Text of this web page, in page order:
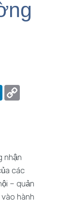
LinkedIn
nhận
các
– quản
hành